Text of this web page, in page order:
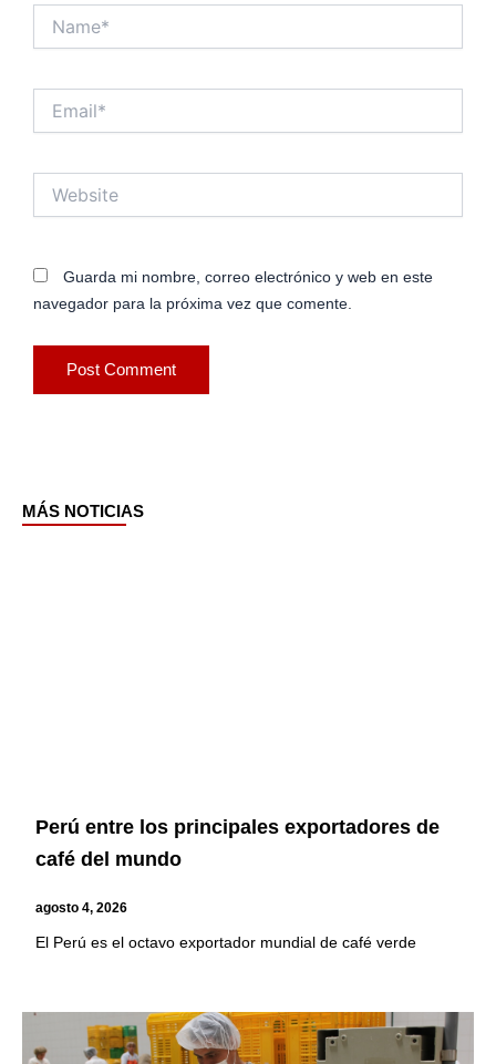
Guarda mi nombre, correo electrónico y web en este
navegador para la próxima vez que comente.
MÁS NOTICIAS
Perú entre los principales exportadores de
café del mundo
agosto 4, 2026
El Perú es el octavo exportador mundial de café verde